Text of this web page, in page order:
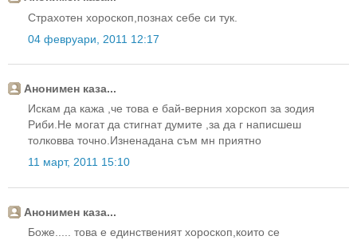
Страхотен хороскоп,познах себе си тук.
04 февруари, 2011 12:17
Анонимен каза...
Искам да кажа ,че това е бай-верния хорскоп за зодия
Риби.Не могат да стигнат думите ,за да г написшеш
толковва точно.Изненадана съм мн приятно
11 март, 2011 15:10
Анонимен каза...
Боже..... това е единственият хороскоп,които се